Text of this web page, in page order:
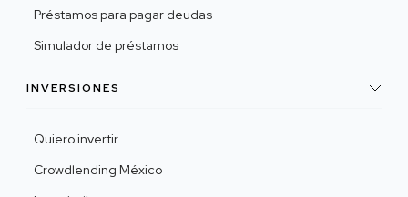
Préstamos para pagar deudas
Simulador de préstamos
INVERSIONES
Quiero invertir
Crowdlending México